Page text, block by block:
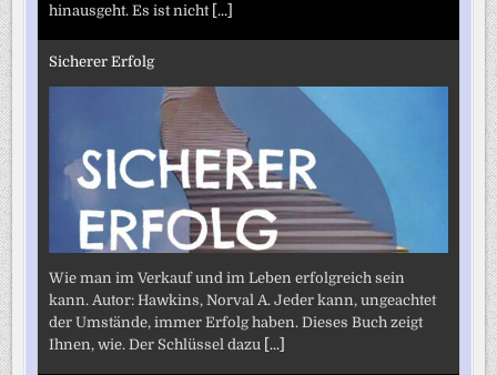
hinausgeht. Es ist nicht [...]
Sicherer Erfolg
Wie man im Verkauf und im Leben erfolgreich sein
kann. Autor: Hawkins, Norval A. Jeder kann, ungeachtet
der Umstände, immer Erfolg haben. Dieses Buch zeigt
Ihnen, wie. Der Schlüssel dazu
[...]